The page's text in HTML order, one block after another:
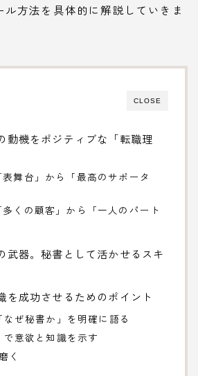
方法を具体的に解説していきま
CLOSE
動機をポジティブな「転職理
舞台」から「最高のサポータ
くの顧客」から「一人のパート
武器。秘書として活かせるスキ
を成功させるためのポイント
ぜ秘書か」を明確に語る
意欲と知識を示す
く